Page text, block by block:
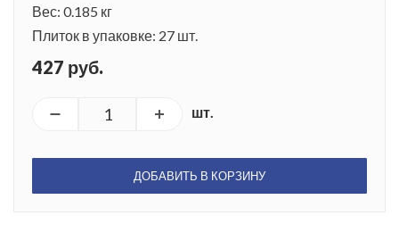
Вес: 0.185 кг
Плиток в упаковке: 27 шт.
427 руб.
шт.
ДОБАВИТЬ В КОРЗИНУ